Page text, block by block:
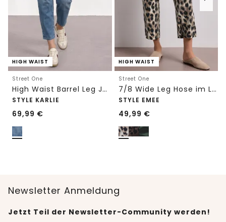
HIGH WAIST
Street One
High Waist Barrel Leg Jeans im Loose Fit
STYLE KARLIE
69,99 €
HIGH WAIST
Street One
7/8 Wide Leg Hose im Loose Fit mit Print
STYLE EMEE
49,99 €
Newsletter Anmeldung
Jetzt Teil der Newsletter-Community werden!